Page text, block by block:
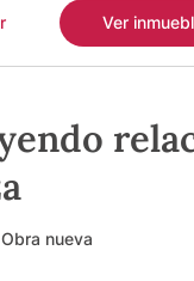
Ver
nueva